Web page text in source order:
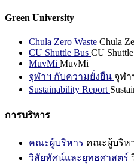
Green University
Chula Zero Waste Chula
CU Shuttle Bus CU
MuvMi MuvMi
จุฬาฯ กับความยั่งยืน จุฬา
Sustainability Report
การบริหาร
คณะผู้บริหาร คณะผู้บริห
วิสัยทัศน์และยุทธศาสตร์